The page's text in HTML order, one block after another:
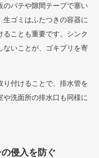
のパテや隙間テープで塞い
ゴミはふたつきの容器に
ことも重要です。シンク
ないことが、ゴキブリを寄
り付けることで、排水管を
洗面所の排水口も同様に
侵入を防ぐ